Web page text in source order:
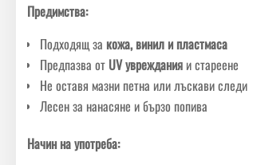
Предимства:
Подходящ за кожа, винил и пластмаса
Предпазва от UV уврежданияи стареене
Не оставя мазни петна или лъскави следи
Лесен за нанасяне и бързо попива
Начин на употреба: